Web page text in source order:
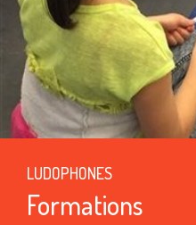
LUDOPHONES
Formations